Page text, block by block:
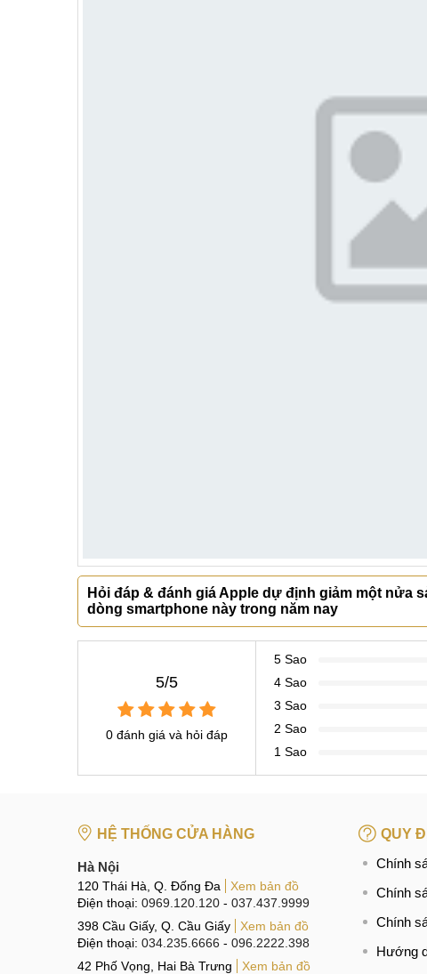
Hỏi đáp & đánh giá Apple dự định giảm một nửa
dòng smartphone này trong năm nay
5/5
0 đánh giá và hỏi đáp
5 Sao
4 Sao
3 Sao
2 Sao
1 Sao
HỆ THỐNG CỬA HÀNG
Hà Nội
120 Thái Hà, Q. Đống Đa
Xem bản đồ
Điện thoại: 0969.120.120 - 037.437.9999
398 Cầu Giấy, Q. Cầu Giấy
Xem bản đồ
Điện thoại: 034.235.6666 - 096.2222.398
42 Phố Vọng, Hai Bà Trưng
Xem bản đồ
QUY
Chính
Chính
Chính
Hướng